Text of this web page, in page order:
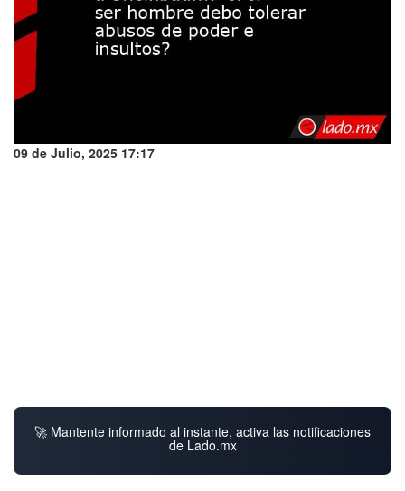
09 de Julio, 2025 17:17
🚀 Mantente informado al instante, activa las notificaciones
de Lado.mx